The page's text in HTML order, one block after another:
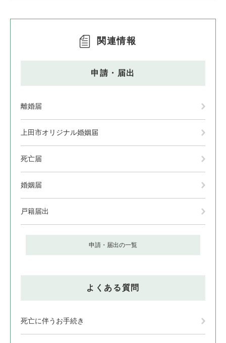
関連情報
申請・届出
離婚届
上田市オリジナル婚姻届
死亡届
婚姻届
戸籍届出
申請・届出の一覧
よくある質問
死亡に伴うお手続き